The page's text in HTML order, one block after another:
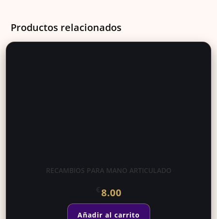
Productos relacionados
RECAMBIOS PARA MANO ARTICULADO
8.00
Añadir al carrito